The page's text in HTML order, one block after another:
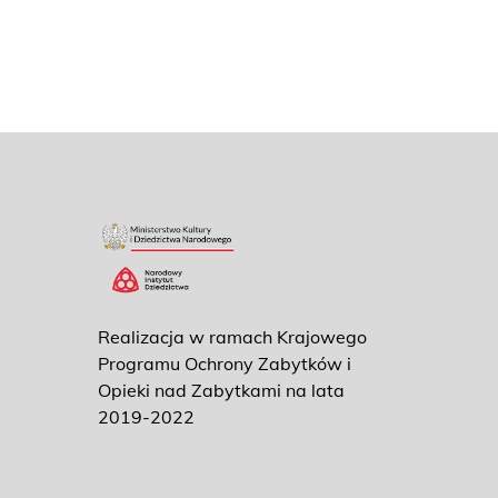
Realizacja w ramach Krajowego
Programu Ochrony Zabytków i
Opieki nad Zabytkami na lata
2019-2022